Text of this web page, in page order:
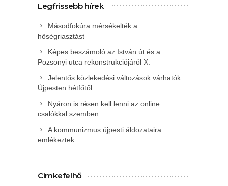
Legfrissebb hírek
Másodfokúra mérsékelték a
hőségriasztást
Képes beszámoló az István út és a
Pozsonyi utca rekonstrukciójáról X.
Jelentős közlekedési változások várhatók
Újpesten hétfőtől
Nyáron is résen kell lenni az online
csalókkal szemben
A kommunizmus újpesti áldozataira
emlékeztek
Címkefelhő